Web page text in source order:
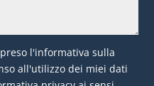
l'informativa sulla
all'utilizzo dei miei dati